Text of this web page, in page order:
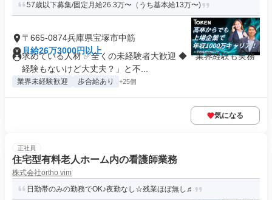
57歳以下募集/固定月給26.3万〜（うち基本給13万〜)
〒665-0874兵庫県宝塚市中筋
月給26万3000円以上
求めている人材 ✅全くの未経験者大歓迎 ◆「業界経験も実務
経験もないけど大丈夫？」と不...
業界未経験歓迎 歩合給あり +25個
気になる
正社員
住宅型有料老人ホーム内の看護師業務
株式会社ortho vim
日勤帯のみの勤務でOK♪夜勤なし☆残業ほぼ無し♬